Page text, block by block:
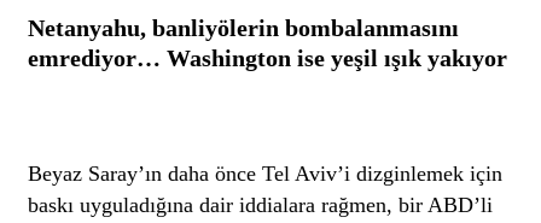
Netanyahu, banliyölerin bombalanmasını
emrediyor… Washington ise yeşil ışık yakıyor
Beyaz Saray’ın daha önce Tel Aviv’i dizginlemek için
baskı uyguladığına dair iddialara rağmen, bir ABD’li